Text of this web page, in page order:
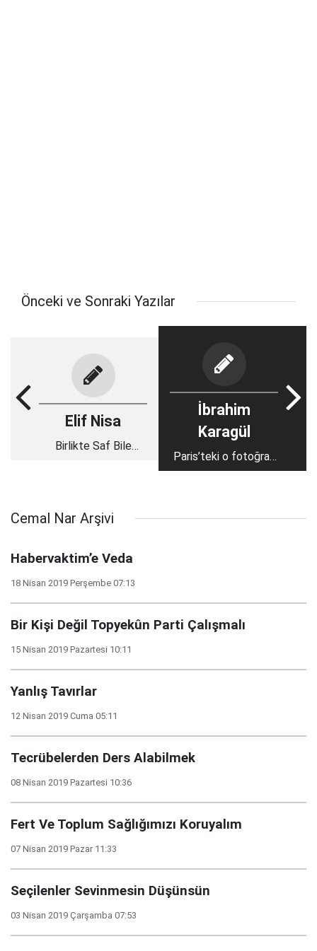
Önceki ve Sonraki Yazılar
Elif Nisa
Birlikte Saf Bile
İbrahim
Karagül
Paris’teki o fotoğraf
karesi bize ne
Cemal Nar Arşivi
Habervaktim’e Veda
18 Nisan 2019 Perşembe 07:13
Bir Kişi Değil Topyekûn Parti Çalışmalı
15 Nisan 2019 Pazartesi 10:11
Yanlış Tavırlar
12 Nisan 2019 Cuma 05:11
Tecrübelerden Ders Alabilmek
08 Nisan 2019 Pazartesi 10:36
Fert Ve Toplum Sağlığımızı Koruyalım
07 Nisan 2019 Pazar 11:33
Seçilenler Sevinmesin Düşünsün
03 Nisan 2019 Çarşamba 07:53